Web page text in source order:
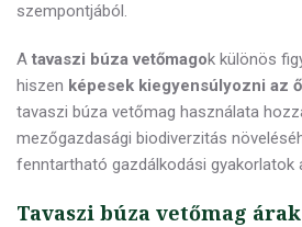
szempontjából.
A tavaszi búza vetőmagok különös
hiszen képesek kiegyensúlyozni az
tavaszi búza vetőmag használata
mezőgazdasági biodiverzitás
fenntartható gazdálkodási gyakorlatok
Tavaszi búza vetőmag árak